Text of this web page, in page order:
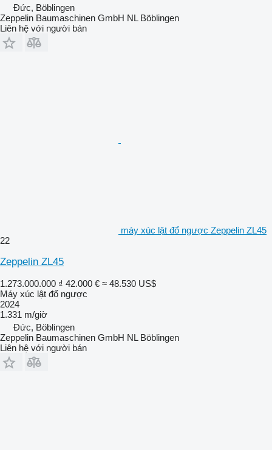
Đức, Böblingen
Zeppelin Baumaschinen GmbH NL Böblingen
Liên hệ với người bán
máy xúc lật đổ ngược Zeppelin ZL45
22
Zeppelin ZL45
1.273.000.000 ₫ 42.000 € ≈ 48.530 US$
Máy xúc lật đổ ngược
2024
1.331 m/giờ
Đức, Böblingen
Zeppelin Baumaschinen GmbH NL Böblingen
Liên hệ với người bán